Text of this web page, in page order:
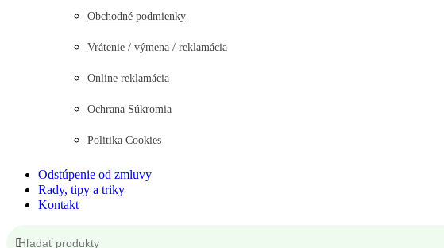
Obchodné podmienky
Vrátenie / výmena / reklamácia
Online reklamácia
Ochrana Súkromia
Politika Cookies
Odstúpenie od zmluvy
Rady, tipy a triky
Kontakt